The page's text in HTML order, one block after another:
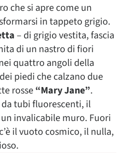
che si apre come un
in tappeto grigio.
– di grigio vestita, fascia
di un nastro di fiori
quattro angoli della
piedi che calzano due
rosse“Mary Jane”.
tubi fluorescenti, il
invalicabile muro. Fuori
il vuoto cosmico, il nulla,